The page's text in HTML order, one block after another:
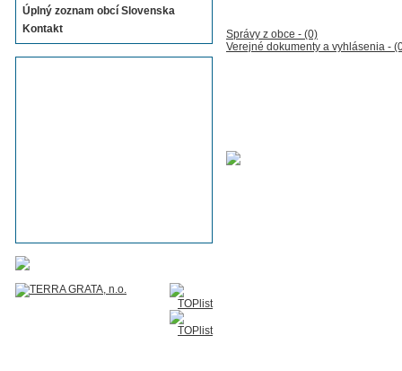
Úplný zoznam obcí Slovenska
Kontakt
Správy z obce - (0)
Verejné dokumenty a vyhlásenia -